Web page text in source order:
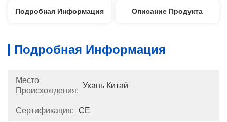
Подробная Информация Описание Продукта
Подробная Информация
Место
Происхождения:
Ухань Китай
Сертификация: CE